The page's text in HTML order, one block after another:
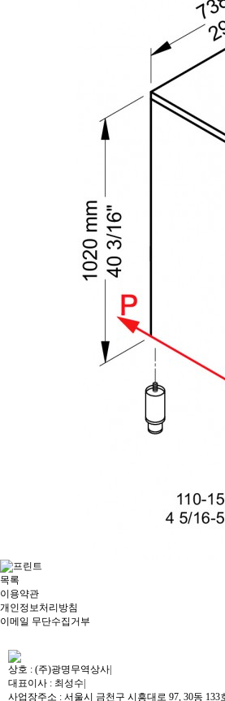
목록
이용약관
개인정보처리방침
이메일 무단수집거부
상호 : (주)광명무역상사|
대표이사 : 최성수|
사업장주소 : 서울시 금천구 시흥대로 97, 30동